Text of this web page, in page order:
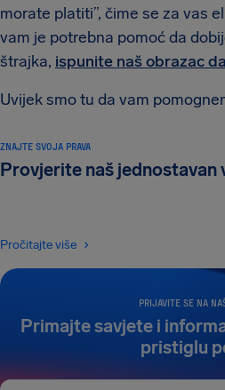
morate platiti”, čime se za vas
vam je potrebna pomoć da
štrajka, ispunite naš obrazac
Uvijek smo tu da vam
PRIJAVITE SE NA
Primajte savjete i
pristiglu
ZNAJTE SVOJA PRAVA
Provjerite naš jednostavan
Pročitajte više